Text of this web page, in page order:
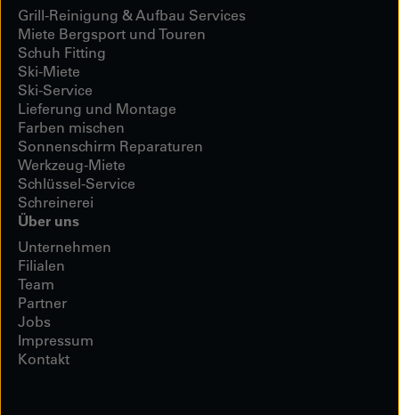
Grill-Reinigung & Aufbau Services
Miete Bergsport und Touren
Schuh Fitting
Ski-Miete
Ski-Service
Lieferung und Montage
Farben mischen
Sonnenschirm Reparaturen
Werkzeug-Miete
Schlüssel-Service
Schreinerei
Über uns
Unternehmen
Filialen
Team
Partner
Jobs
Impressum
Kontakt